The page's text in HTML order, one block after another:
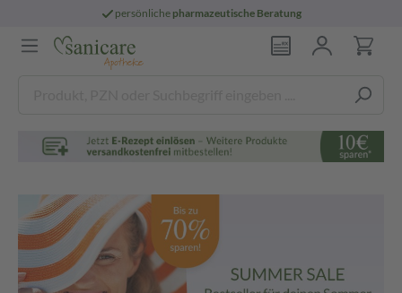
persönliche pharmazeutische Beratung